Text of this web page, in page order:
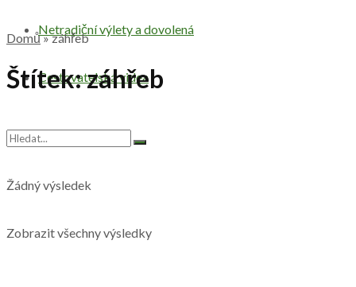
Netradiční výlety a dovolená
Cestovatelská videa
Žádný výsledek
Zobrazit všechny výsledky
Domů»záhřeb
Štítek:záhřeb